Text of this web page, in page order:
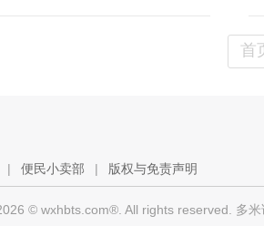
首
| 便民小卖部 | 版权与免责声明
© wxhbts.com®. All rights reserved. 多